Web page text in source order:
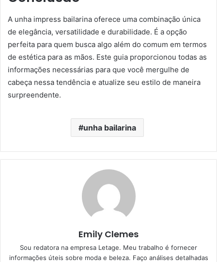
A unha impress bailarina oferece uma combinação única
de elegância, versatilidade e durabilidade. É a opção
perfeita para quem busca algo além do comum em termos
de estética para as mãos. Este guia proporcionou todas as
informações necessárias para que você mergulhe de
cabeça nessa tendência e atualize seu estilo de maneira
surpreendente.
unha bailarina
Emily Clemes
Sou redatora na empresa Letage. Meu trabalho é fornecer
informações úteis sobre moda e beleza. Faço análises detalhadas